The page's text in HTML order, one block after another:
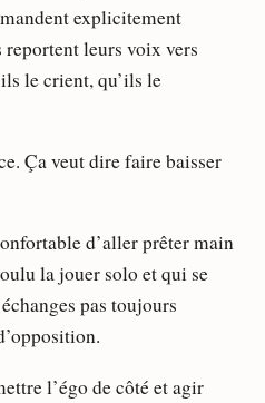
explicitement
reportent leurs voix vers
le crient, qu’ils le
Ça veut dire faire baisser
d’aller prêter main
la jouer solo et qui se
pas toujours
l’égo de côté et agir